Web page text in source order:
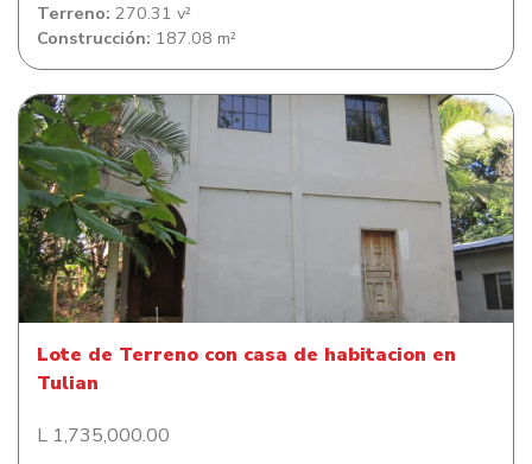
Terreno: 270.31 v²
Construcción: 187.08 m²
Lote de Terreno con casa de habitacion en Tulian
Lote de Terreno con casa de habitacion en
Tulian
L 1,735,000.00